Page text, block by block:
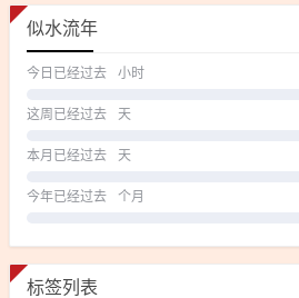
似水流年
今日已经过去 小时
这周已经过去 天
本月已经过去 天
今年已经过去 个月
标签列表